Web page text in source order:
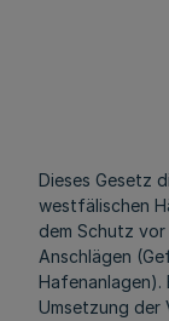
Dieses Gesetz
westfälischen
dem Schutz
Anschlägen
Hafenanlagen).
Umsetzung der